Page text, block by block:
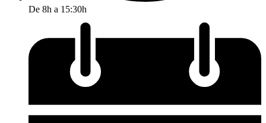
De 8h a 15:30h